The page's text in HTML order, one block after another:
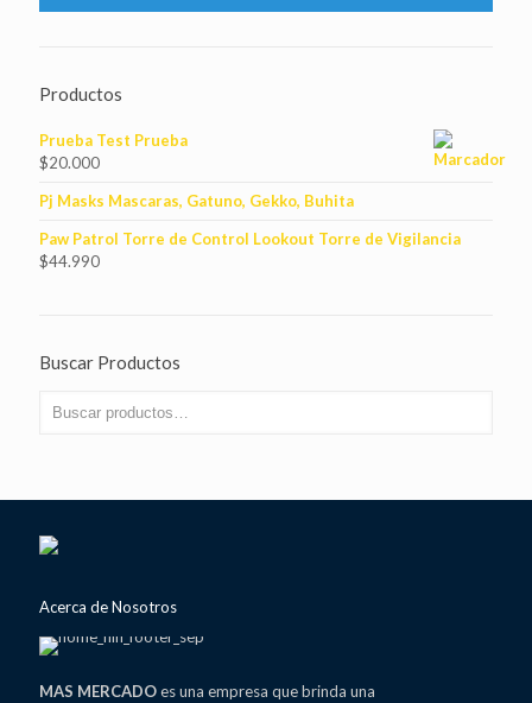
Productos
Prueba Test Prueba
$20.000
Pj Masks Mascaras, Gatuno, Gekko, Buhita
Paw Patrol Torre de Control Lookout Torre de Vigilancia
$44.990
Buscar Productos
Acerca de Nosotros
MAS MERCADOes una empresa que brinda una